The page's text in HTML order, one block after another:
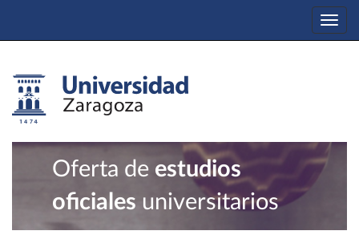
Oferta de estudios
oficiales universitarios